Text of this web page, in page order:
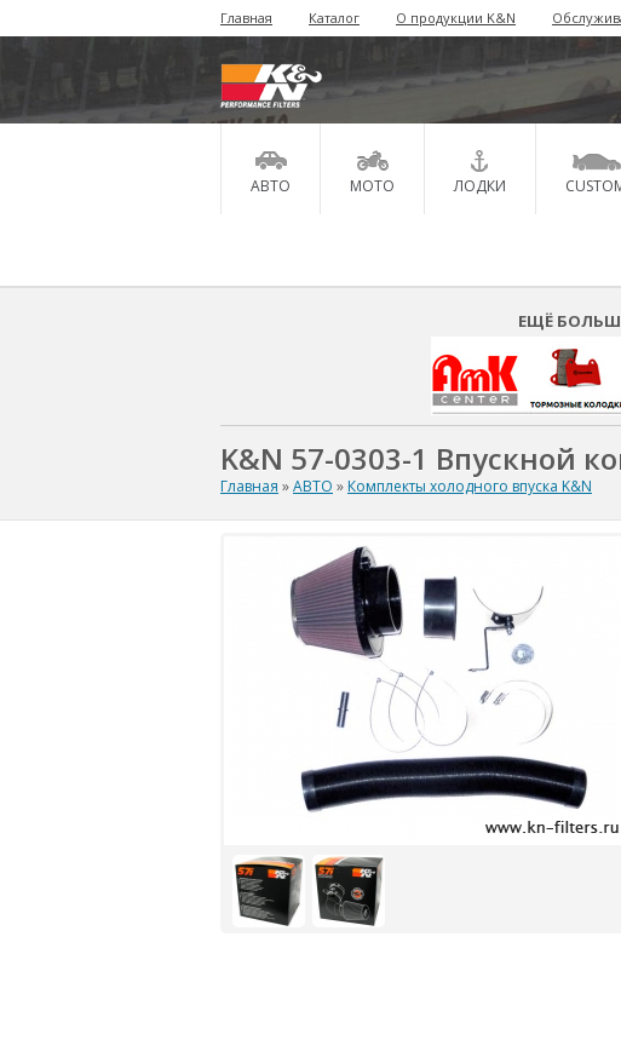
Главная Каталог О продукции K&N
АВТО МОТО ЛОДКИ
ЕЩЁ
K&N 57-0303-1 Впускной
Главная »АВТО » Комплекты холодного впуска K&N